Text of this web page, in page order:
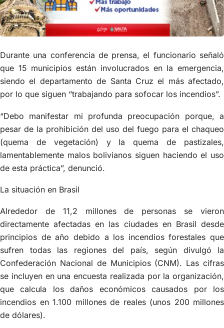
Durante una conferencia de prensa, el funcionario señaló
que 15 municipios están involucrados en la emergencia,
siendo el departamento de Santa Cruz el más afectado,
por lo que siguen “trabajando para sofocar los incendios”.
“Debo manifestar mi profunda preocupación porque, a
pesar de la prohibición del uso del fuego para el chaqueo
(quema de vegetación) y la quema de pastizales,
lamentablemente malos bolivianos siguen haciendo el uso
de esta práctica”, denunció.
La situación en Brasil
Alrededor de 11,2 millones de personas se vieron
directamente afectadas en las ciudades en Brasil desde
principios de año debido a los incendios forestales que
sufren todas las regiones del país, según divulgó la
Confederación Nacional de Municipios (CNM). Las cifras
se incluyen en una encuesta realizada por la organización,
que calcula los daños económicos causados por los
incendios en 1.100 millones de reales (unos 200 millones
de dólares).